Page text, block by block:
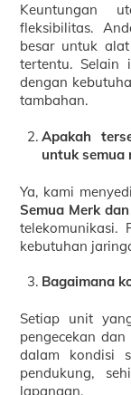
Keuntungan
fleksibilitas.
besar untuk
tertentu. Selain
dengan
tambahan.
Apakah
untuk semua
Ya, kami
Semua Merk
telekomunikasi.
kebutuhan
Bagaimana
Setiap unit
pengecekan
dalam kondisi
pendukung,
lapangan.